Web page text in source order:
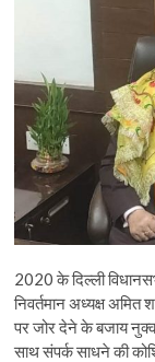
2020 के दिल्ली
निवर्तमान अध्यक्ष अमित
पर जोर देने के बजाय
साथ संपर्क साधने की